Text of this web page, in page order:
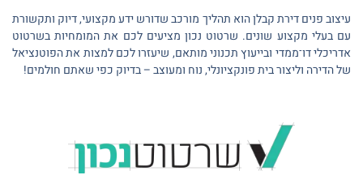
עיצוב פנים דירת קבלן הוא תהליך מורכב שדורש ידע מקצועי, דיוק ותקשורת
עם בעלי מקצוע שונים. שרטוט נכון מציעים לכם את המומחיות בשרטוט
אדריכלי דו־ממדי ובייעוץ תכנוני מותאם, שיעזרו לכם למצות את הפוטנציאל
של הדירה וליצור בית פונקציונלי, נוח ומעוצב – בדיוק כפי שאתם חולמים!